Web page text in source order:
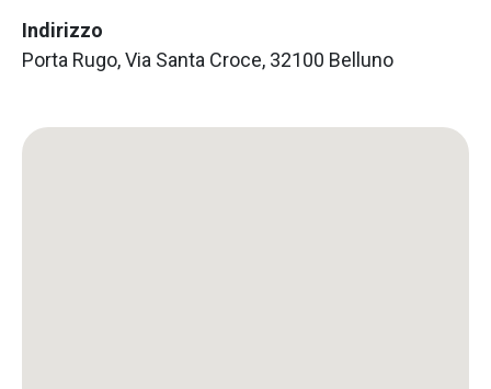
Indirizzo
Porta Rugo, Via Santa Croce, 32100 Belluno